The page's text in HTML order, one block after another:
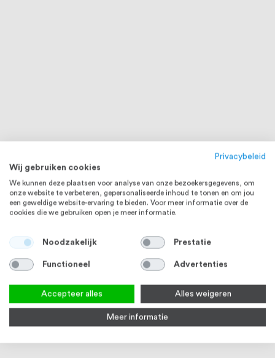
Privacybeleid
Wij gebruiken cookies
We kunnen deze plaatsen voor analyse van onze bezoekersgegevens, om
onze website te verbeteren, gepersonaliseerde inhoud te tonen en om jou
een geweldige website-ervaring te bieden. Voor meer informatie over de
cookies die we gebruiken open je meer informatie.
Noodzakelijk Prestatie
Functioneel Advertenties
Accepteer alles Alles weigeren
Meer informatie